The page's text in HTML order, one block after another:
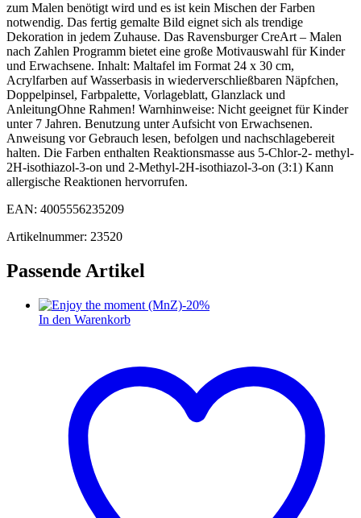
zum Malen benötigt wird und es ist kein Mischen der Farben
notwendig. Das fertig gemalte Bild eignet sich als trendige
Dekoration in jedem Zuhause. Das Ravensburger CreArt – Malen
nach Zahlen Programm bietet eine große Motivauswahl für Kinder
und Erwachsene. Inhalt: Maltafel im Format 24 x 30 cm,
Acrylfarben auf Wasserbasis in wiederverschließbaren Näpfchen,
Doppelpinsel, Farbpalette, Vorlageblatt, Glanzlack und
AnleitungOhne Rahmen! Warnhinweise: Nicht geeignet für Kinder
unter 7 Jahren. Benutzung unter Aufsicht von Erwachsenen.
Anweisung vor Gebrauch lesen, befolgen und nachschlagebereit
halten. Die Farben enthalten Reaktionsmasse aus 5-Chlor-2- methyl-
2H-isothiazol-3-on und 2-Methyl-2H-isothiazol-3-on (3:1) Kann
allergische Reaktionen hervorrufen.
EAN: 4005556235209
Artikelnummer: 23520
Passende Artikel
-20%
In den Warenkorb